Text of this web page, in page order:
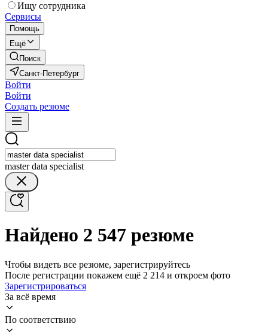
Ищу сотрудника
Сервисы
Помощь
Ещё
Поиск
Санкт-Петербург
Войти
Войти
Создать резюме
master data specialist
Найдено 2 547 резюме
Чтобы видеть все резюме, зарегистрируйтесь
После регистрации покажем ещё 2 214 и откроем фото
Зарегистрироваться
За всё время
По соответствию